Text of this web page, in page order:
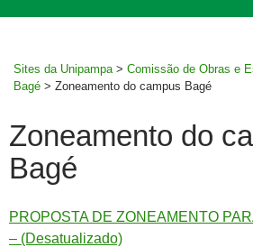
Sites da Unipampa > Comissão de Obras e
Bagé > Zoneamento do campus Bagé
Zoneamento do
Bagé
PROPOSTA DE ZONEAMENTO
– (Desatualizado)